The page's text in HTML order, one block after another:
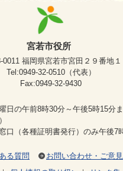
宮若市役所
0011 福岡県宮若市宮田２９番地１
Tel:0949-32-0510（代表）
Fax:0949-32-9430
日の午前8時30分～午後5時15分
口（各種証明書発行）のみ午後7
る質問
お問い合わせ・ご意見